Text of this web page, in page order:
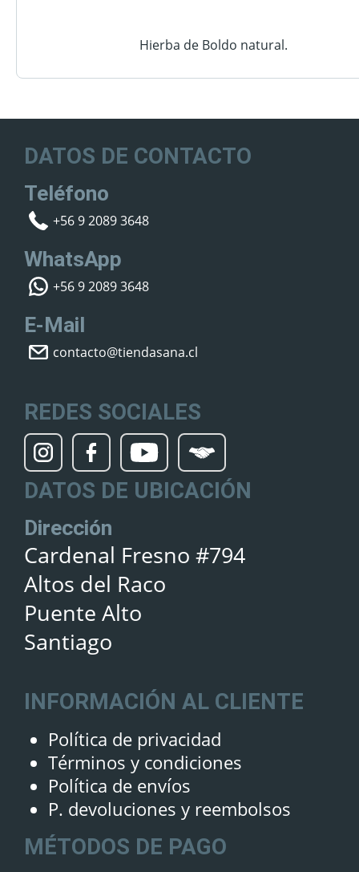
Hierba de Boldo natural.
DATOS DE CONTACTO
Teléfono
+56 9 2089 3648
WhatsApp
+56 9 2089 3648
E-Mail
contacto@tiendasana.cl
REDES SOCIALES
DATOS DE UBICACIÓN
Dirección
Cardenal Fresno #794
Altos del Raco
Puente Alto
Santiago
INFORMACIÓN AL CLIENTE
Política de privacidad
Términos y condiciones
Política de envíos
P. devoluciones y reembolsos
MÉTODOS DE PAGO